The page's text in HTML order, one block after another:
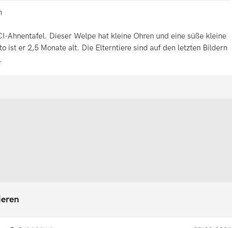
Ahnentafel. Dieser Welpe hat kleine Ohren und eine süße kleine
ist er 2,5 Monate alt. Die Elterntiere sind auf den letzten Bildern